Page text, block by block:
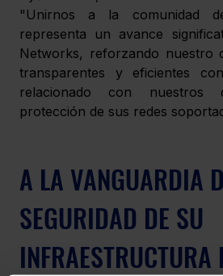
"Unirnos a la comunidad
representa un avance
Networks, reforzando nuestro
transparentes y eficientes
relacionado con nuestros
protección de sus redes
A LA VANGUARDIA
SEGURIDAD DE SU
INFRAESTRUCTURA